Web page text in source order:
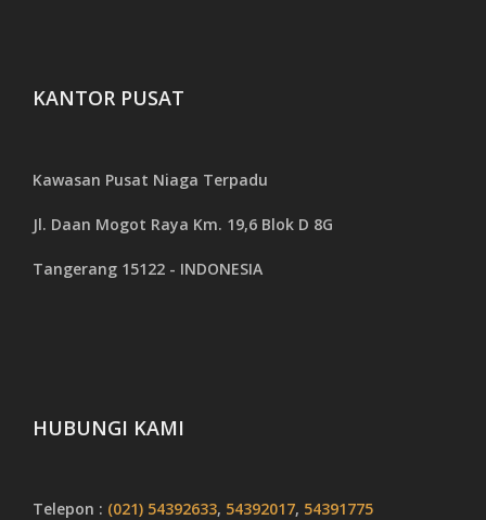
KANTOR PUSAT
Kawasan Pusat Niaga Terpadu
Jl. Daan Mogot Raya Km. 19,6 Blok D 8G
Tangerang 15122 - INDONESIA
HUBUNGI KAMI
Telepon : (021) 54392633, 54392017, 54391775